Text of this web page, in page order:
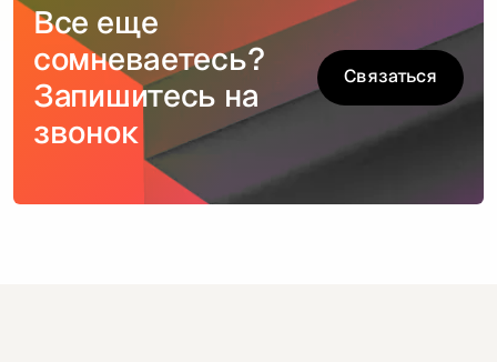
Все еще
сомневаетесь?
Запишитесь на
звонок
Связаться
Связаться